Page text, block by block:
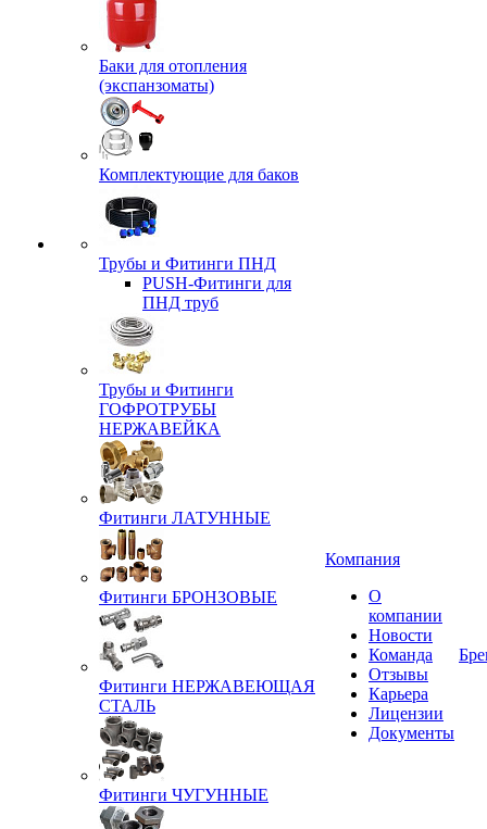
Баки для отопления
(экспанзоматы)
Комплектующие для баков
Трубы и Фитинги ПНД
PUSH-Фитинги для
ПНД труб
Трубы и Фитинги
ГОФРОТРУБЫ
НЕРЖАВЕЙКА
Фитинги ЛАТУННЫЕ
Фитинги БРОНЗОВЫЕ
Фитинги НЕРЖАВЕЮЩАЯ
СТАЛЬ
Фитинги ЧУГУННЫЕ
Компания
О
компании
Новости
Команда
Отзывы
Карьера
Лицензии
Документы